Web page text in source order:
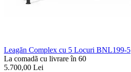
Leagăn Complex cu 5 Locuri BNL199-5
La comadã cu livrare în 60
5.700,00 Lei